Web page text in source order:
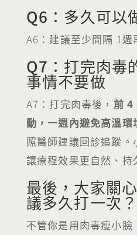
Q6：多久可以
A6：建議至少間隔 1週
Q7：打完肉毒
事情不要做
A7：打完肉毒後， 前 4
動，一週內避免高溫環
照醫師建議回診追蹤
讓療程效果更自然、持
最後，大家關
議多久打一次？
不管你是用肉毒瘦小